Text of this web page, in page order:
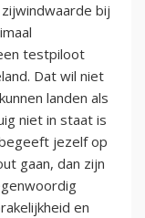
bij
testpiloot
Dat wil niet
landen als
niet in staat is
jezelf op
gaan, dan zijn
en